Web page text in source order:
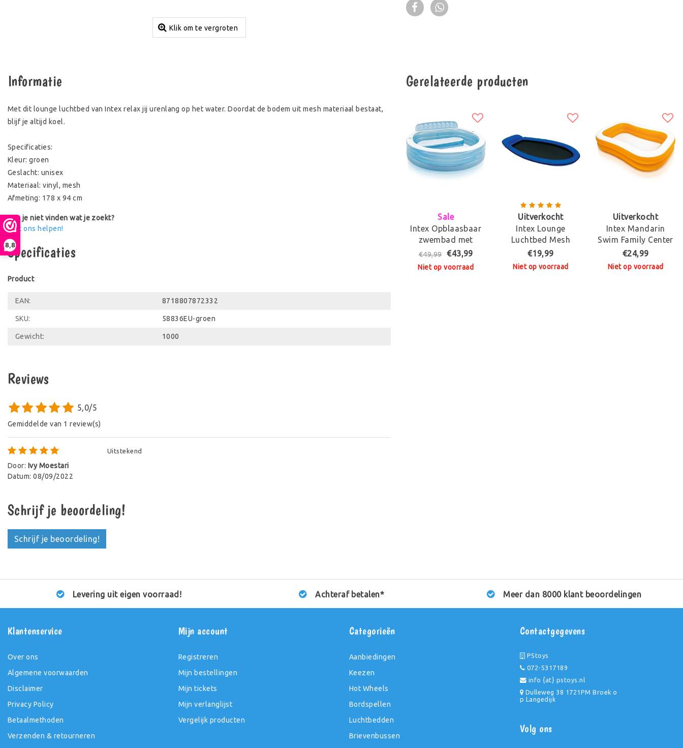
8,8
Klik om te vergroten
Informatie
Met dit lounge luchtbed van Intex relax jij urenlang op het water. Doordat de bodem uit mesh materiaal bestaat,
blijf je altijd koel.
Specificaties:
Kleur: groen
Geslacht: unisex
Materiaal: vinyl, mesh
Afmeting: 178 x 94 cm
Kun je niet vinden wat je zoekt?
Laat ons helpen!
Specificaties
Product
EAN: 8718807872332
SKU: 58836EU-groen
Gewicht: 1000
Reviews
5,0/5
Gemiddelde van 1 review(s)
Door: Ivy Moestari
Datum:08/09/2022
Uitstekend
Schrijf je beoordeling!
Schrijf je beoordeling!
Gerelateerde producten
Sale
Intex Opblaasbaar
zwembad met
bankje
€49,99 €43,99
Niet op voorraad
Uitverkocht
Intex Lounge
Luchtbed Mesh
Blauw 178 X 94 Cm
€19,99
Niet op voorraad
Uitverkocht
Intex Mandarin
Swim Family Center
€24,99
Niet op voorraad
Levering uit eigen voorraad! Achteraf betalen* Meer dan 8000 klant beoordelingen
Klantenservice
Over ons
Algemene voorwaarden
Disclaimer
Privacy Policy
Betaalmethoden
Verzenden & retourneren
Mijn account
Registreren
Mijn bestellingen
Mijn tickets
Mijn verlanglijst
Vergelijk producten
Categorieën
Aanbiedingen
Keezen
Hot Wheels
Bordspellen
Luchtbedden
Brievenbussen
Contactgegevens
PStoys
072-5317189
info {at} pstoys.nl
Dulleweg 38 1721PM Broek o
p Langedijk
Volg ons